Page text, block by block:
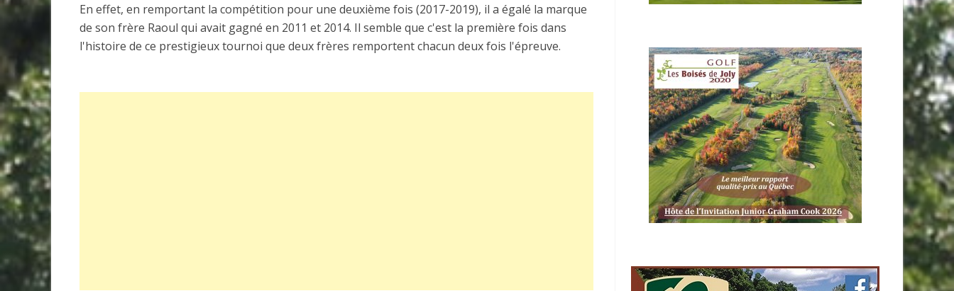
En effet, en remportant la compétition pour une deuxième fois (2017-2019), il a égalé la marque
de son frère Raoul qui avait gagné en 2011 et 2014. Il semble que c'est la première fois dans
l'histoire de ce prestigieux tournoi que deux frères remportent chacun deux fois l'épreuve.